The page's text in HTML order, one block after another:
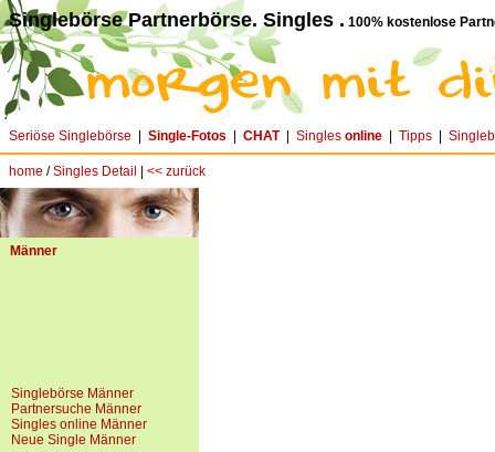
Singlebörse Partnerbörse. Singles . 100% kostenlose
Seriöse Singlebörse Single-Fotos CHAT| Singles online Tipps
home /Singles Detail << zurück
Männer
Singlebörse Männer
Partnersuche Männer
Singles online Männer
Neue Single Männer